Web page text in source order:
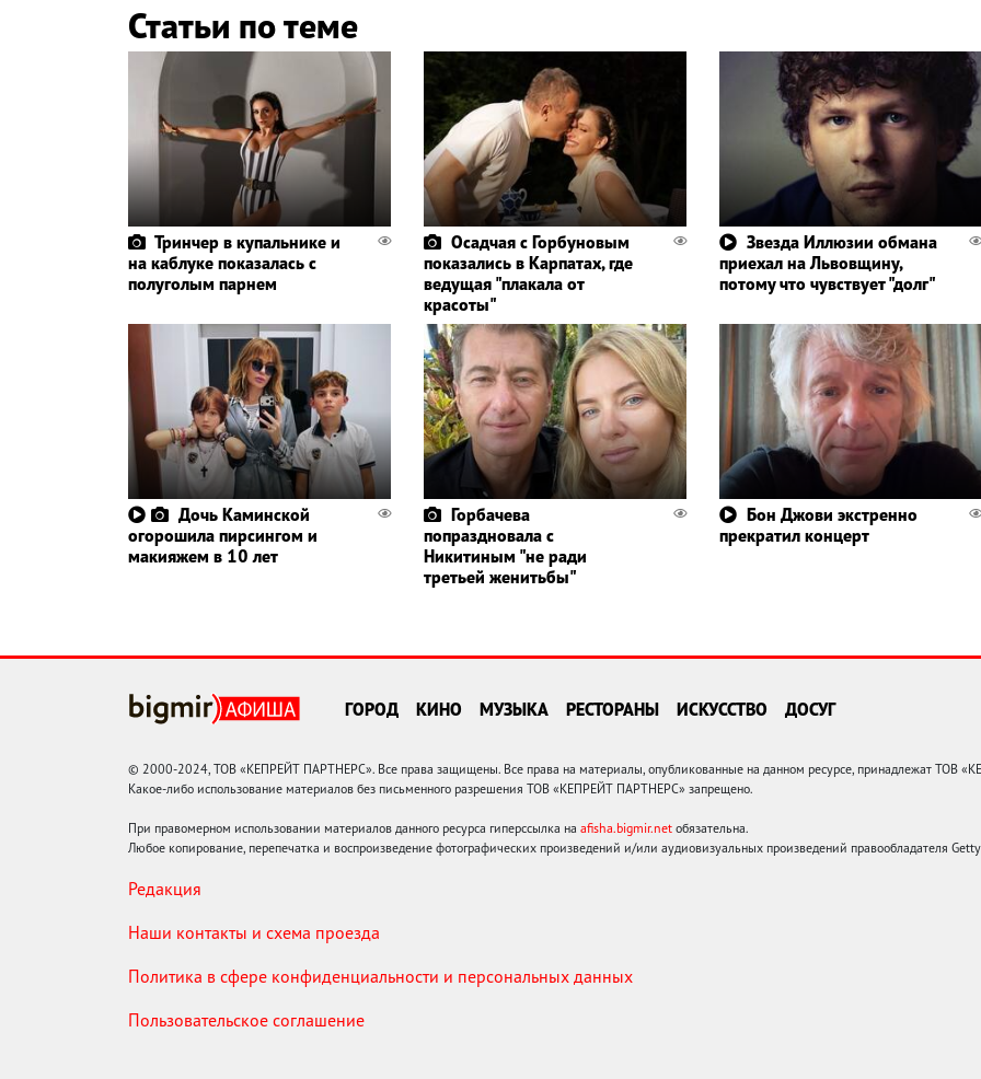
Статьи по теме
Тринчер в купальнике и
на каблуке показалась с
полуголым парнем
Осадчая с Горбуновым
показались в Карпатах, где
ведущая "плакала от
красоты"
Звезда Иллюзии обмана
приехал на Львовщину,
потому что чувствует "долг"
Дочь Каминской
огорошила пирсингом и
макияжем в 10 лет
Горбачева
попраздновала с
Никитиным "не ради
третьей женитьбы"
Бон Джови экстренно
прекратил концерт
ГОРОД КИНО МУЗЫКА РЕСТОРАНЫ ИСКУССТВО ДОСУГ
© 2000-2024, ТОВ «КЕПРЕЙТ ПАРТНЕРС». Все права защищены. Все права на материалы, опубликованные на данном ресурсе, принадлежат ТОВ
Какое-либо использование материалов без письменного разрешения ТОВ «КЕПРЕЙТ ПАРТНЕРС» запрещено.
При правомерном использовании материалов данного ресурса гиперссылка на afisha.bigmir.net обязательна.
Любое копирование, перепечатка и воспроизведение фотографических произведений и/или аудиовизуальных произведений правообладателя Getty
Редакция
Наши контакты и схема проезда
Политика в сфере конфиденциальности и персональных данных
Пользовательское соглашение